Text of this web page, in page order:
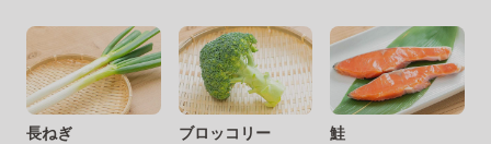
長ねぎ ブロッコリー 鮭